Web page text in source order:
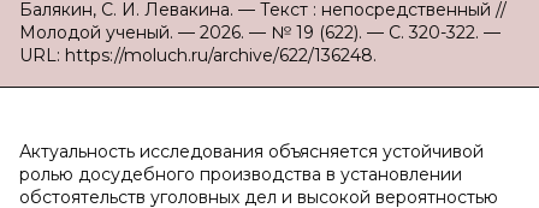
Балякин, С. И. Левакина. — Текст : непосредственный //
Молодой ученый. — 2026. — № 19 (622). — С. 320-322. —
URL: https://moluch.ru/archive/622/136248.
Актуальность исследования объясняется устойчивой
ролью досудебного производства в установлении
обстоятельств уголовных дел и высокой вероятностью